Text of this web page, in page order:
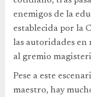
enemigos de la
establecida por la
las autoridades
al gremio
Pese a este
maestro, hay